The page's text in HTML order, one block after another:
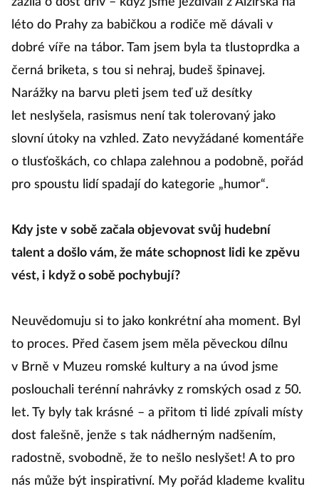
léto do Prahy za babičkou a rodiče mě dávali v
dobré víře na tábor. Tam jsem byla ta tlustoprdka a
černá briketa, s tou si nehraj, budeš špinavej.
Narážky na barvu pleti jsem teď už desítky
let neslyšela, rasismus není tak tolerovaný jako
slovní útoky na vzhled. Zato nevyžádané komentáře
o tlusťoškách, co chlapa zalehnou a podobně, pořád
pro spoustu lidí spadají do kategorie „humor“.
Kdy jste v sobě začala objevovat svůj hudební
talent a došlo vám, že máte schopnost lidi ke zpěvu
vést, i když o sobě pochybují?
Neuvědomuju si to jako konkrétní aha moment. Byl
to proces. Před časem jsem měla pěveckou dílnu
v Brně v Muzeu romské kultury a na úvod jsme
poslouchali terénní nahrávky z romských osad z 50.
let. Ty byly tak krásné – a přitom ti lidé zpívali místy
dost falešně, jenže s tak nádherným nadšením,
radostně, svobodně, že to nešlo neslyšet! A to pro
nás může být inspirativní. My pořád klademe kvalitu